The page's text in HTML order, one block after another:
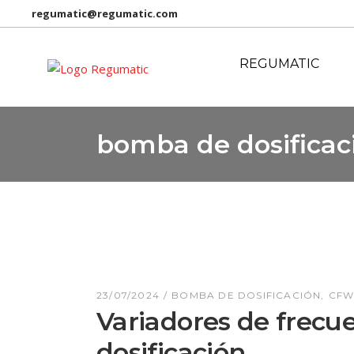
regumatic@regumatic.com
REGUMATIC
bomba de
23/07/2024 BOMBA DE DOSIFICACIÓN
Variadores de